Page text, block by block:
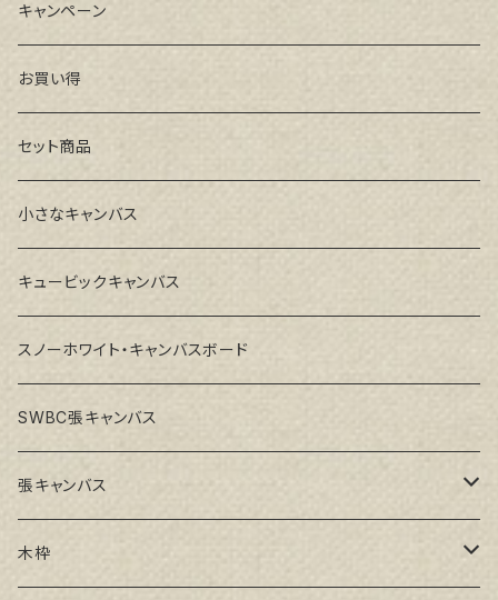
キャンペーン
お買い得
セット商品
小さなキャンバス
キュービックキャンバス
スノーホワイト・キャンバスボード
SWBC張キャンバス
張キャンバス
GAERA F(中細目)
木枠